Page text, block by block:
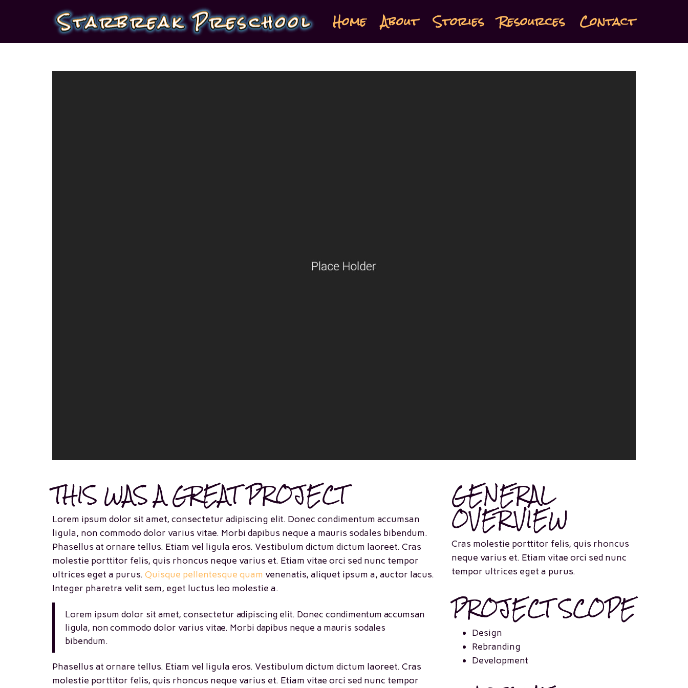
Home About Stories Resources Contact
THIS WAS A GREAT PROJECT
Lorem ipsum dolor sit amet, consectetur adipiscing elit. Donec condimentum accumsan
ligula, non commodo dolor varius vitae. Morbi dapibus neque a mauris sodales bibendum.
Phasellus at ornare tellus. Etiam vel ligula eros. Vestibulum dictum dictum laoreet. Cras
molestie porttitor felis, quis rhoncus neque varius et. Etiam vitae orci sed nunc tempor
ultrices eget a purus. Quisque pellentesque quam venenatis, aliquet ipsum a, auctor lacus.
Integer pharetra velit sem, eget luctus leo molestie a.
Lorem ipsum dolor sit amet, consectetur adipiscing elit. Donec condimentum accumsan
ligula, non commodo dolor varius vitae. Morbi dapibus neque a mauris sodales
bibendum.
Phasellus at ornare tellus. Etiam vel ligula eros. Vestibulum dictum dictum laoreet. Cras
molestie porttitor felis, quis rhoncus neque varius et. Etiam vitae orci sed nunc tempor
GENERAL
OVERVIEW
Cras molestie porttitor felis, quis rhoncus
neque varius et. Etiam vitae orci sed nunc
tempor ultrices eget a purus.
PROJECT SCOPE
Design
Rebranding
Development